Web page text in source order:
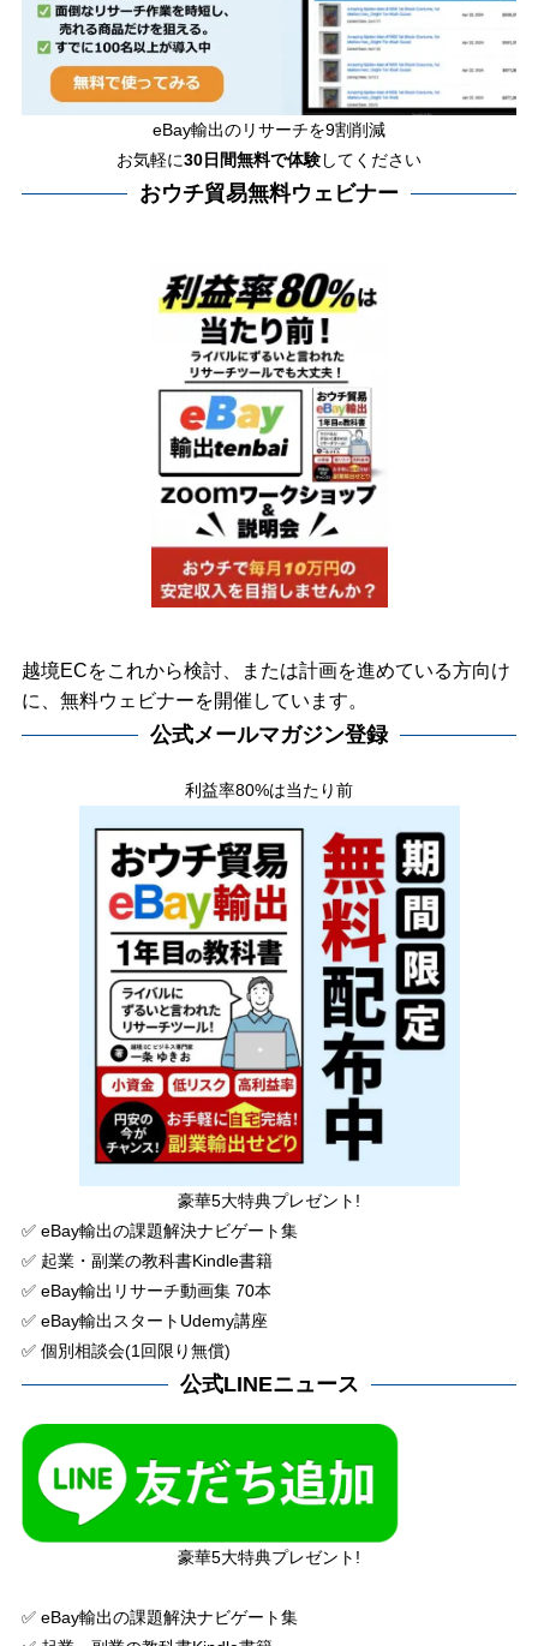
eBay輸出のリサーチを9割削減
お気軽に30日間無料で体験してください
おウチ貿易無料ウェビナー
越境ECをこれから検討、または計画を進めている方向け
に、無料ウェビナーを開催しています。
公式メールマガジン登録
利益率80%は当たり前
豪華5大特典プレゼント!
✅ eBay輸出の課題解決ナビゲート集
✅ 起業・副業の教科書Kindle書籍
✅ eBay輸出リサーチ動画集 70本
✅ eBay輸出スタートUdemy講座
✅ 個別相談会(1回限り無償)
公式LINEニュース
豪華5大特典プレゼント!
✅ eBay輸出の課題解決ナビゲート集